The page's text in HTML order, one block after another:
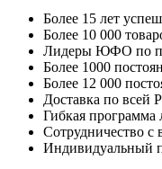
Более 15 лет
Более 10 000
Лидеры ЮФО по
Более 1000
Более 12 000
Доставка по всей
Гибкая программа
Сотрудничество с
Индивидуальный